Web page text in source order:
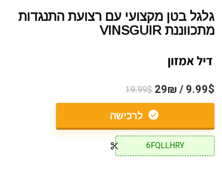
גלגל בטן מקצועי עם רצועת התנגדות
מתכווננת VINSGUIR
9.99$ / 29₪
19.99$
לרכישה
6FQLLHRY